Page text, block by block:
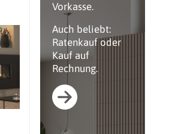
Vorkasse.
Auch beliebt:
Ratenkauf oder
Kauf auf
Rechnung.